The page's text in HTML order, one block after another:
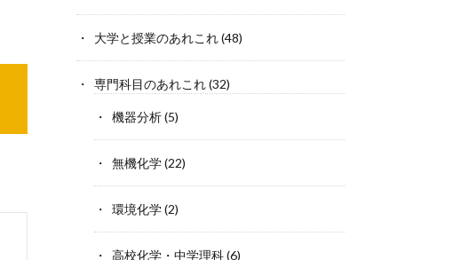
大学と授業のあれこれ(48)
専門科目のあれこれ(32)
機器分析(5)
無機化学(22)
環境化学(2)
高校化学・中学理科(6)